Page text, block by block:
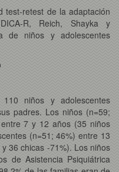
test-retest de la adaptación
R, Reich, Shayka y
de niños y adolescentes
niños y adolescentes
padres. Los niños (n=59;
7 y 12 años (35 niños
(n=51; 46%) entre 13
36 chicas -71%). Los niños
de Asistencia Psiquiátrica